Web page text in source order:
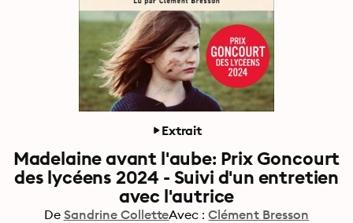
Extrait
Madelaine avant l'aube: Prix Goncourt
des lycéens 2024 - Suivi d'un entretien
avec l'autrice
De Sandrine ColletteAvec : Clément Bresson